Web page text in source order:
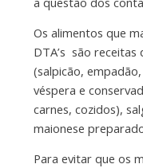
Os alimentos que
DTA’s são
(salpicão,
véspera e
carnes, cozidos),
maionese
Para evitar que os